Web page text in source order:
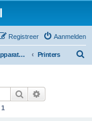
Aanmelden
Registreer
Randapparatuur Printers
Zoek
1